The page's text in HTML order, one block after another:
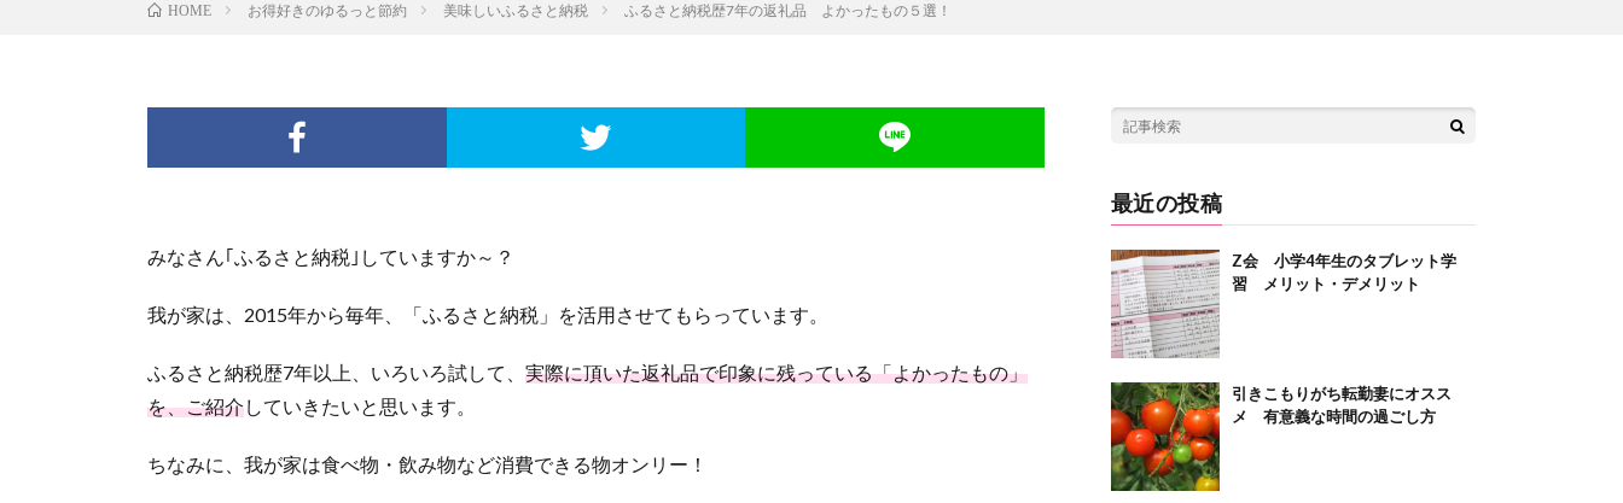
HOME お得好きのゆるっと節約 美味しいふるさと納税 ふるさと納税歴7年の返礼品 よかったもの５選！
みなさん｢ふるさと納税｣していますか～？
我が家は、2015年から毎年、「ふるさと納税」を活用させてもらっています。
ふるさと納税歴7年以上、いろいろ試して、 実際に頂いた返礼品で印象に残っている「よかったもの」
を、ご紹介していきたいと思います。
ちなみに、我が家は食べ物・飲み物など消費できる物オンリー！
最近の投稿
Z会 小学4年生のタブレット学
習 メリット・デメリット
引きこもりがち転勤妻にオスス
メ 有意義な時間の過ごし方